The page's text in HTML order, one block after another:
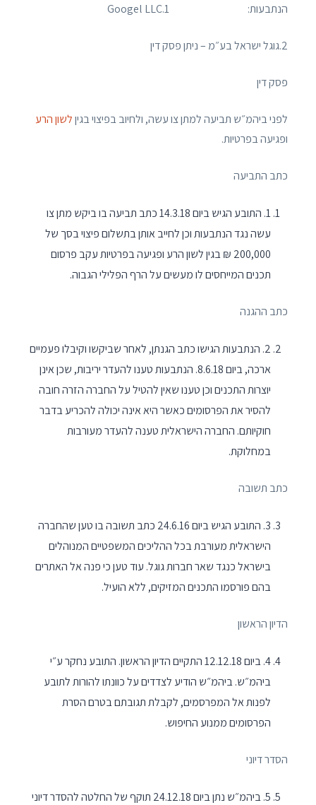
הנתבעות: 1.Googel LLC
2.גוגל ישראל בע״מ – ניתן פסק דין
פסק דין
לפני ביהמ״ש תביעה למתן צו עשה, ולחיוב בפיצוי בגיןלשון הרע
ופגיעה בפרטיות.
כתב התביעה
1. התובע הגיש ביום 14.3.18 כתב תביעה בו ביקש מתן צו
עשה נגד הנתבעות וכן לחייב אותן בתשלום פיצוי בסך של
200,000 ₪ בגין לשון הרע ופגיעה בפרטיות עקב פרסום
תכנים המייחסים לו מעשים על הרף הפלילי הגבוה.
כתב ההגנה
2. הנתבעות הגישו כתב הגנתן, לאחר שביקשו וקיבלו פעמיים
ארכה, ביום 8.6.18. הנתבעות טענו להעדר יריבות, שכן אינן
יוצרות התכנים וכן טענו שאין להטיל על החברה הזרה חובה
להסיר את הפרסומים כאשר היא אינה יכולה להכריע בדבר
חוקיותם. החברה הישראלית טענה להעדר מעורבות
במחלוקת.
כתב תשובה
3. התובע הגיש ביום 24.6.16 כתב תשובה בו טען שהחברה
הישראלית מעורבת בכל ההליכים המשפטיים המנוהלים
בישראל כנגד שאר חברות גוגל. עוד טען כי פנה אל האתרים
בהם פורסמו התכנים המזיקים, ללא הועיל.
הדיון הראשון
4. ביום 12.12.18 התקיים הדיון הראשון. התובע נחקר ע״י
ביהמ״ש. ביהמ״ש הודיע לצדדים על כוונתו להורות לתובע
לפנות אל המפרסמים, לקבלת תגובתם בטרם הסרת
הפרסומים ממנוע החיפוש.
הסדר דיוני
5. ביהמ״ש נתן ביום 24.12.18 תוקף של החלטה להסדר דיוני